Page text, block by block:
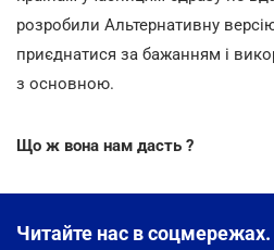
розробили Альтернативну
приєднатися за бажанням і
з основною.
Що ж вона нам дасть ?
Читайте нас в соцмережах.